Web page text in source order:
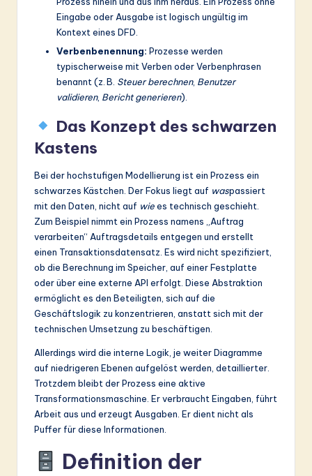
Eingabe oder Ausgabe ist logisch ungültig im
Kontext eines DFD.
Verbenbenennung: Prozesse werden
typischerweise mit Verben oder Verbenphrasen
benannt (z. B. Steuer berechnen, Benutzer
validieren, Bericht generieren).
Das Konzept des schwarzen
Kastens
Bei der hochstufigen Modellierung ist ein Prozess ein
schwarzes Kästchen. Der Fokus liegt auf waspassiert
mit den Daten, nicht auf wiees technisch geschieht.
Zum Beispiel nimmt ein Prozess namens „Auftrag
verarbeiten“ Auftragsdetails entgegen und erstellt
einen Transaktionsdatensatz. Es wird nicht spezifiziert,
ob die Berechnung im Speicher, auf einer Festplatte
oder über eine externe API erfolgt. Diese Abstraktion
ermöglicht es den Beteiligten, sich auf die
Geschäftslogik zu konzentrieren, anstatt sich mit der
technischen Umsetzung zu beschäftigen.
Allerdings wird die interne Logik, je weiter Diagramme
auf niedrigeren Ebenen aufgelöst werden, detaillierter.
Trotzdem bleibt der Prozess eine aktive
Transformationsmaschine. Er verbraucht Eingaben, führt
Arbeit aus und erzeugt Ausgaben. Er dient nicht als
Puffer für diese Informationen.
Definition der